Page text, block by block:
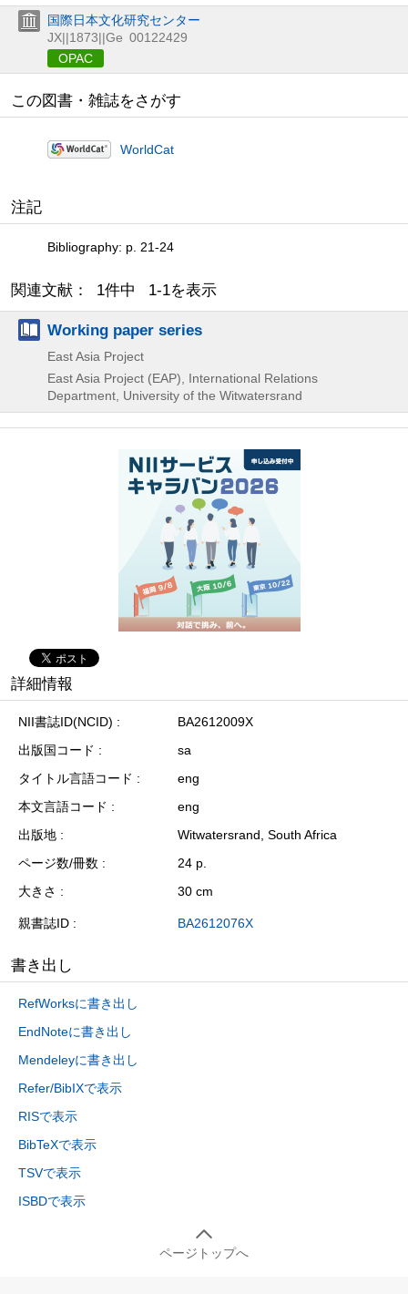
国際日本文化研究センター
JX||1873||Ge 00122429
OPAC
この図書・雑誌をさがす
WorldCat
注記
Bibliography: p. 21-24
関連文献： 1件中 1-1を表示
Working paper series
East Asia Project
East Asia Project (EAP), International Relations
Department, University of the Witwatersrand
詳細情報
NII書誌ID(NCID)
BA2612009X
出版国コード
sa
タイトル言語コード
eng
本文言語コード
eng
出版地
Witwatersrand, South Africa
ページ数/冊数
24 p.
大きさ
30 cm
親書誌ID BA2612076X
書き出し
RefWorksに書き出し
EndNoteに書き出し
Mendeleyに書き出し
Refer/BibIXで表示
RISで表示
BibTeXで表示
TSVで表示
ISBDで表示
ページトップへ